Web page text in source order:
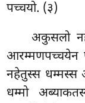
पच्चयो. (३)
अकुसलो
आरम्मणपच्चयेन
नहेतुस्स
धम्मो